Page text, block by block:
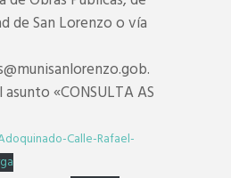
de San Lorenzo o vía
«CONSULTA AS
Calle-Rafael-